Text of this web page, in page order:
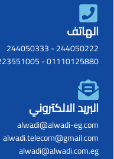
الهاتف
244050222
-
244050333
01110125880
-
البريد الالكتروني
alwadi@alwadi-eg.com
alwadi.telecom@gmail.com
alwadi@alwadi.com.eg